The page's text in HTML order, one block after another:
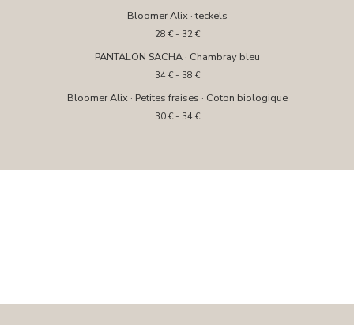
Bloomer Alix · teckels
28 €- 32 €
PANTALON SACHA · Chambray bleu
34 €- 38 €
Bloomer Alix · Petites fraises · Coton biologique
30 €- 34 €